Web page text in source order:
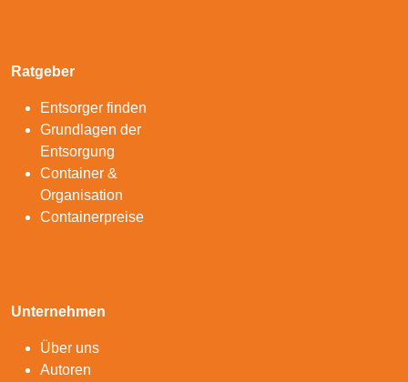
Ratgeber
Entsorger finden
Grundlagen der
Entsorgung
Container &
Organisation
Containerpreise
Unternehmen
Über uns
Autoren